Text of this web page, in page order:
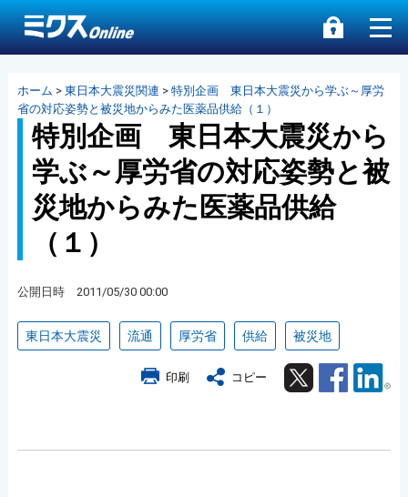
ホーム > 東日本大震災関連 > 特別企画 東日本大震災から学ぶ～厚労
省の対応姿勢と被災地からみた医薬品供給（１）
特別企画 東日本大震災から
学ぶ～厚労省の対応姿勢と被
災地からみた医薬品供給
（１）
公開日時 2011/05/30 00:00
東日本大震災 流通 厚労省 供給 被災地
印刷 コピー Twitter Facebook